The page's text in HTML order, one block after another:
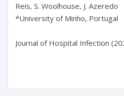
Reis, S. Woolhouse, J. Azeredo
*University of Minho, Portugal
Journal of Hospital Infection